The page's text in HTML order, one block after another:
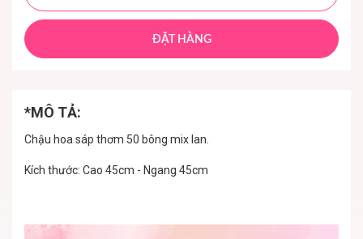
ĐẶT HÀNG
*MÔ TẢ:
Chậu hoa sáp thơm 50 bông mix lan.
Kích thước: Cao 45cm - Ngang 45cm